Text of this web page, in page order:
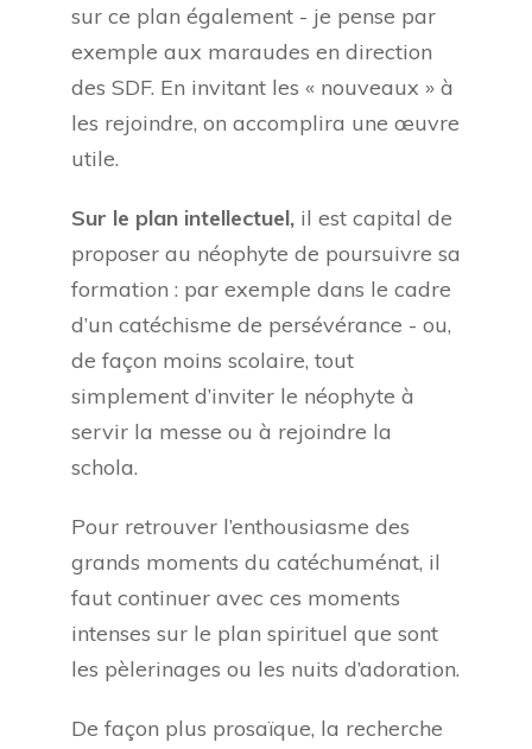
sur ce plan également - je pense par
exemple aux maraudes en direction
des SDF. En invitant les « nouveaux » à
les rejoindre, on accomplira une œuvre
utile.
Sur le plan intellectuel, il est capital de
proposer au néophyte de poursuivre sa
formation : par exemple dans le cadre
d’un catéchisme de persévérance - ou,
de façon moins scolaire, tout
simplement d’inviter le néophyte à
servir la messe ou à rejoindre la
schola.
Pour retrouver l’enthousiasme des
grands moments du catéchuménat, il
faut continuer avec ces moments
intenses sur le plan spirituel que sont
les pèlerinages ou les nuits d’adoration.
De façon plus prosaïque, la recherche